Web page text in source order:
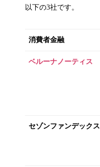
以下の3社です。
消費者金融
ベルーナノーティス
セゾンファンデックス